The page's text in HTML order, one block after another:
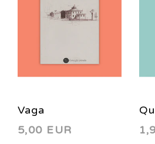
Vaga
5,00 EUR